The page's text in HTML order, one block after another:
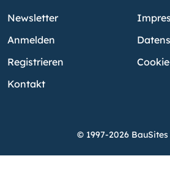
Newsletter
Anmelden
Registrieren
Kontakt
© 1997-2026